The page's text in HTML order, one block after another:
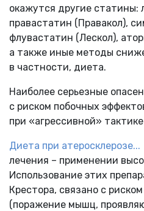
окажутся другие статины:
правастатин (Правакол),
флувастатин (Лескол),
а также иные методы
в частности, диета.
Наиболее серьезные
с риском побочных
при «агрессивной» тактике
Диета при атеросклерозе...
лечения – применении
Использование этих
Крестора, связано с
(поражение мышц,